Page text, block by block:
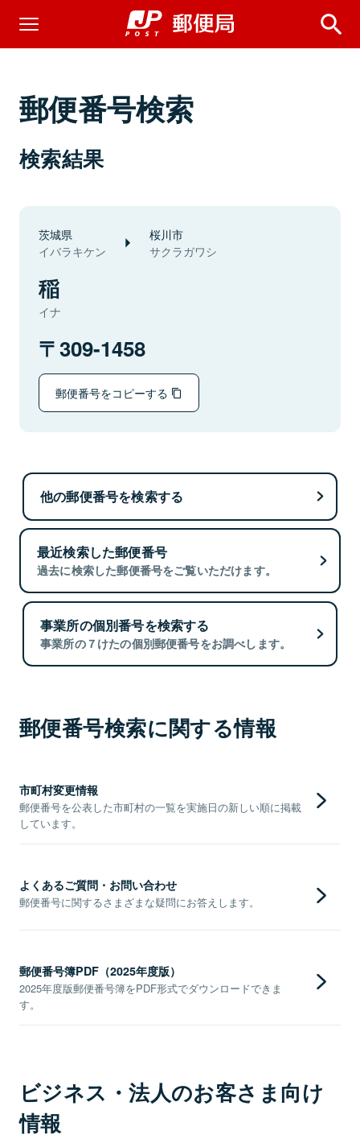
郵便番号検索
検索結果
茨城県
イバラキケン
桜川市
サクラガワシ
稲
イナ
309-1458
郵便番号をコピーする
他の郵便番号を検索する
最近検索した郵便番号
過去に検索した郵便番号をご覧いただけます。
事業所の個別番号を検索する
事業所の７けたの個別郵便番号をお調べします。
郵便番号検索に関する情報
市町村変更情報
郵便番号を公表した市町村の一覧を実施日の新しい順に掲載
しています。
よくあるご質問・お問い合わせ
郵便番号に関するさまざまな疑問にお答えします。
郵便番号簿PDF（2025年度版）
2025年度版郵便番号簿をPDF形式でダウンロードできま
す。
ビジネス・法人のお客さま向け
情報